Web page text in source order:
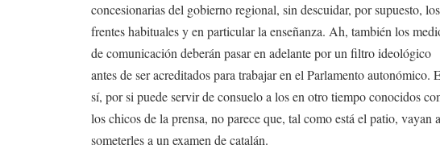
concesionarias del gobierno regional, sin descuidar, por supuesto, los
frentes habituales y en particular la enseñanza. Ah, también los
de comunicación deberán pasar en adelante por un filtro ideológico
antes de ser acreditados para trabajar en el Parlamento autonómico.
sí, por si puede servir de consuelo a los en otro tiempo conocidos
los chicos de la prensa, no parece que, tal como está el patio, vayan a
someterles a un examen de catalán.